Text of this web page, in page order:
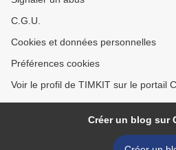
C.G.U.
Cookies et données personnelles
Préférences cookies
Voir le profil de TIMKIT sur le portail
Créer un blog sur